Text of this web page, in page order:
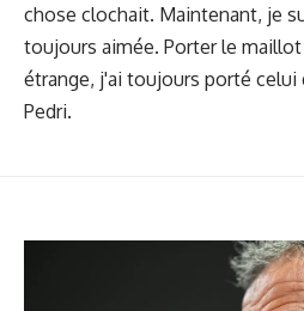
chose clochait. Maintenant, je
toujours aimée. Porter le
étrange, j'ai toujours porté celui
Pedri.